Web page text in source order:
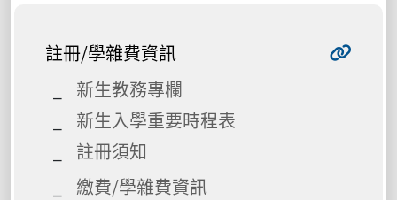
註冊/學雜費資訊
新生教務專欄
新生入學重要時程表
註冊須知
繳費/學雜費資訊